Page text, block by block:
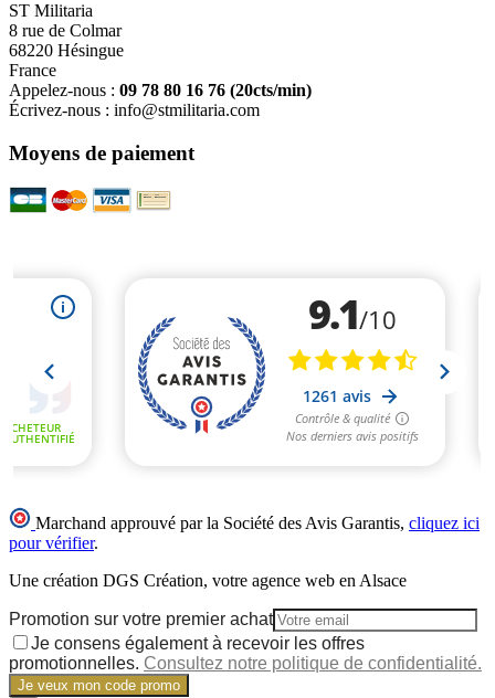
ST Militaria
8 rue de Colmar
68220 Hésingue
France
Appelez-nous : 09 78 80 16 76 (20cts/min)
Écrivez-nous : info@stmilitaria.com
Moyens de paiement
Marchand approuvé par la Société des Avis Garantis, cliquez ici
pour vérifier.
Une création DGS Création, votre agence web en Alsace
Promotion sur votre premier achat
Je consens également à recevoir les offres
promotionnelles. Consultez notre politique de confidentialité.
Je veux mon code promo